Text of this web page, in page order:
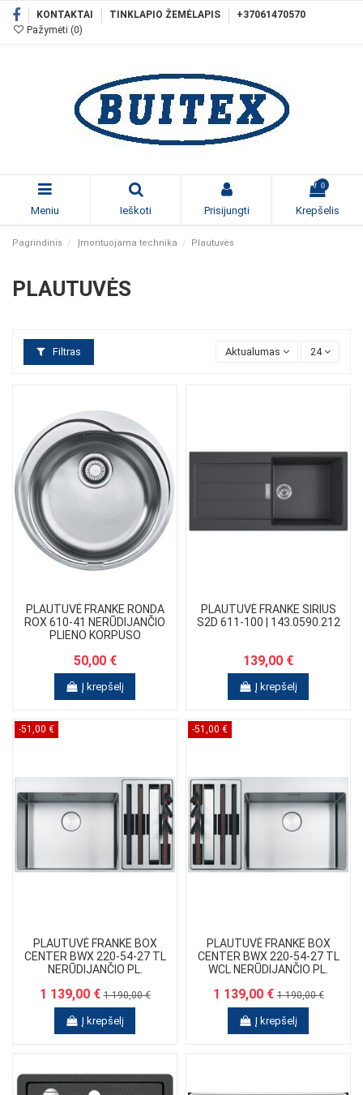
KONTAKTAI TINKLAPIO ŽEMĖLAPIS
+37061470570
Pažymėti (0)
Meniu Ieškoti Prisijungti
0
Krepšelis
Pagrindinis Įmontuojama technika Plautuvės
PLAUTUVĖS
Filtras Aktualumas 24
PLAUTUVĖ FRANKE RONDA
ROX 610-41 NERŪDIJANČIO
PLIENO KORPUSO
50,00 €
Į krepšelį
PLAUTUVĖ FRANKE SIRIUS
S2D 611-100 | 143.0590.212
139,00 €
Į krepšelį
-51,00 €
PLAUTUVĖ FRANKE BOX
CENTER BWX 220-54-27 TL
NERŪDIJANČIO PL.
1 139,00 €1 190,00 €
Į krepšelį
-51,00 €
PLAUTUVĖ FRANKE BOX
CENTER BWX 220-54-27 TL
WCL NERŪDIJANČIO PL.
1 139,00 €1 190,00 €
Į krepšelį